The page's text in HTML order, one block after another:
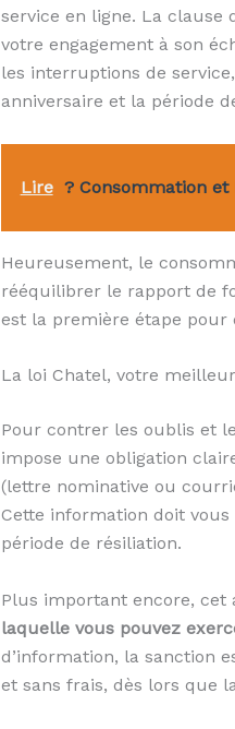
service en ligne. La
votre engagement à son
les interruptions de
anniversaire et la période
Lire ?️ Consommation
Heureusement, le
rééquilibrer le rapport de
est la première étape
La loi Chatel, votre
Pour contrer les oublis et
impose une obligation
(lettre nominative ou
Cette information doit
période de résiliation.
Plus important encore, cet
laquelle vous pouvez
d’information, la sanction
et sans frais, dès lors que